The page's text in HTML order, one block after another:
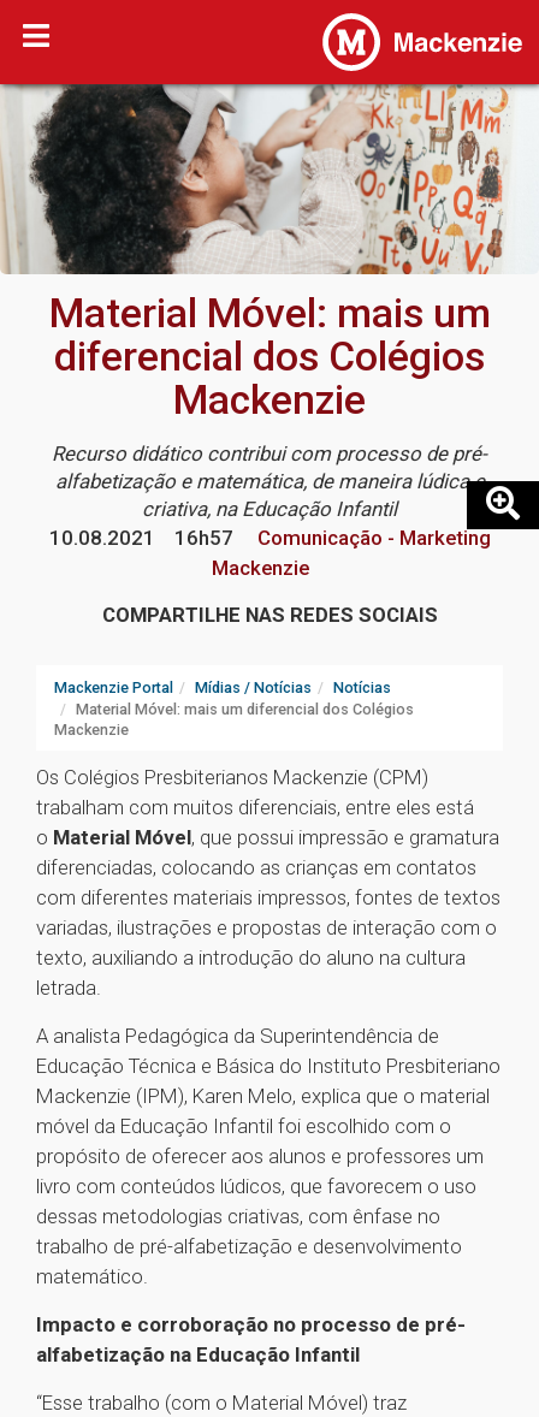
Material Móvel: mais um
diferencial dos Colégios
Mackenzie
Recurso didático contribui com processo de pré-
alfabetização e matemática, de maneira lúdica e
criativa, na Educação Infantil
10.08.2021
16h57
Comunicação - Marketing
Mackenzie
COMPARTILHE NAS REDES SOCIAIS
Mackenzie Portal Mídias / Notícias
Notícias
Material Móvel: mais um diferencial dos Colégios
Mackenzie
Os Colégios Presbiterianos Mackenzie (CPM)
trabalham com muitos diferenciais, entre eles está
o Material Móvel, que possui impressão e gramatura
diferenciadas, colocando as crianças em contatos
com diferentes materiais impressos, fontes de textos
variadas, ilustrações e propostas de interação com o
texto, auxiliando a introdução do aluno na cultura
letrada.
A analista Pedagógica da Superintendência de
Educação Técnica e Básica do Instituto Presbiteriano
Mackenzie (IPM), Karen Melo, explica que o material
móvel da Educação Infantil foi escolhido com o
propósito de oferecer aos alunos e professores um
livro com conteúdos lúdicos, que favorecem o uso
dessas metodologias criativas, com ênfase no
trabalho de pré-alfabetização e desenvolvimento
matemático.
Impacto e corroboração no processo de pré-
alfabetização na Educação Infantil
“Esse trabalho (com o Material Móvel) traz